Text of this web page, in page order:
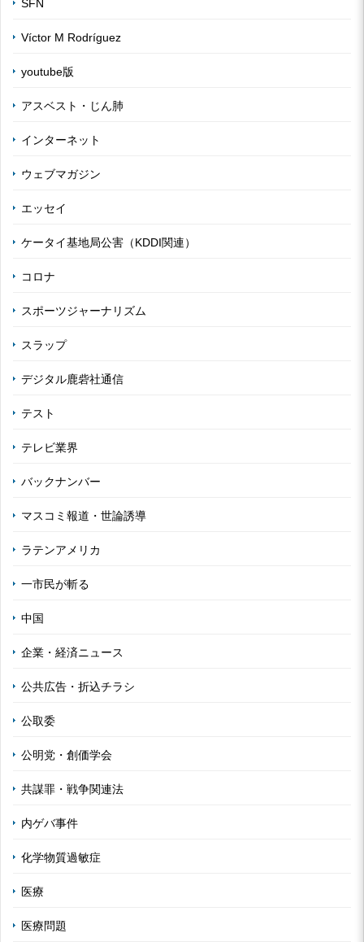
SFN
Víctor M Rodríguez
youtube版
アスベスト・じん肺
インターネット
ウェブマガジン
エッセイ
ケータイ基地局公害（KDDI関連）
コロナ
スポーツジャーナリズム
スラップ
デジタル鹿砦社通信
テスト
テレビ業界
バックナンバー
マスコミ報道・世論誘導
ラテンアメリカ
一市民が斬る
中国
企業・経済ニュース
公共広告・折込チラシ
公取委
公明党・創価学会
共謀罪・戦争関連法
内ゲバ事件
化学物質過敏症
医療
医療問題